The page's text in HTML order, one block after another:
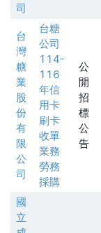
司
台
灣
糖
業
股
份
有
限
公
司
台糖
公司
114-
116
年信
用卡
刷卡
收單
業務
勞務
採購
公
開
招
標
公
告
國
立